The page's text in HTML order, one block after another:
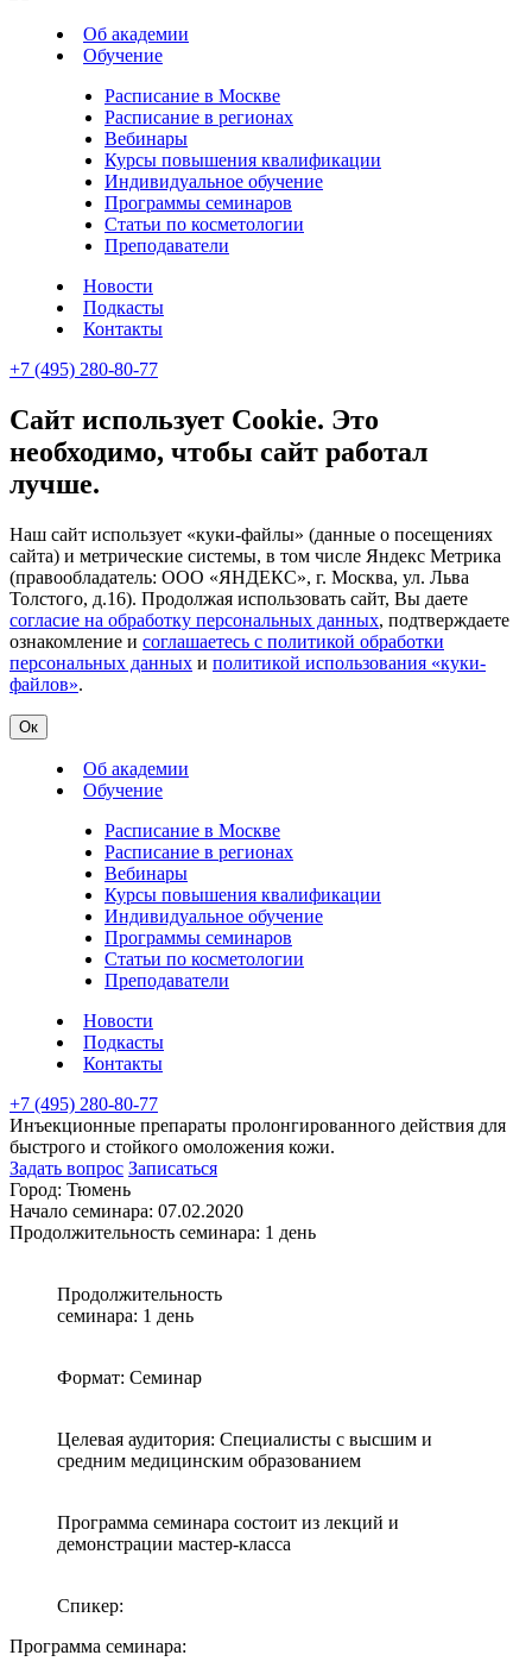
Об академии
Обучение
Расписание в Москве
Расписание в регионах
Вебинары
Курсы повышения квалификации
Индивидуальное обучение
Программы семинаров
Статьи по косметологии
Преподаватели
Новости
Подкасты
Контакты
+7 (495) 280-80-77
Сайт использует Cookie. Это
необходимо, чтобы сайт работал
лучше.
Наш сайт использует «куки-файлы» (данные о посещениях
сайта) и метрические системы, в том числе Яндекс Метрика
(правообладатель: ООО «ЯНДЕКС», г. Москва, ул. Льва
Толстого, д.16). Продолжая использовать сайт, Вы даете
согласие на обработку персональных данных, подтверждаете
ознакомление и соглашаетесь с политикой обработки
персональных данных и политикой использования «куки-
файлов».
Ок
Об академии
Обучение
Расписание в Москве
Расписание в регионах
Вебинары
Курсы повышения квалификации
Индивидуальное обучение
Программы семинаров
Статьи по косметологии
Преподаватели
Новости
Подкасты
Контакты
+7 (495) 280-80-77
Инъекционные препараты пролонгированного действия для
быстрого и стойкого омоложения кожи.
Задать вопрос Записаться
Город: Тюмень
Начало семинара: 07.02.2020
Продолжительность семинара: 1 день
Продолжительность
семинара: 1 день
Формат: Семинар
Целевая аудитория: Специалисты с высшим и
средним медицинским образованием
Программа семинара состоит из лекций и
демонстрации мастер-класса
Спикер:
Программа семинара: